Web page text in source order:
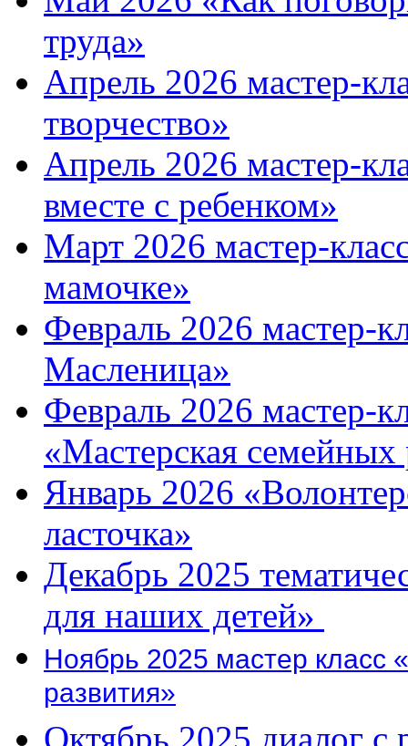
труда»
Апрель 2026 мастер-
творчество»
Апрель 2026 мастер-
вместе с ребенком»
Март 2026 мастер-
мамочке»
Февраль 2026 мастер-
Масленица»
Февраль 2026 мастер-
«Мастерская семейных
Январь 2026
ласточка»
Декабрь 2025
для наших детей»
Ноябрь 2025 мастер класс
развития»